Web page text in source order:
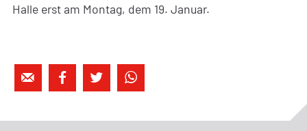
Halle erst am Montag, dem 19. Januar.
   